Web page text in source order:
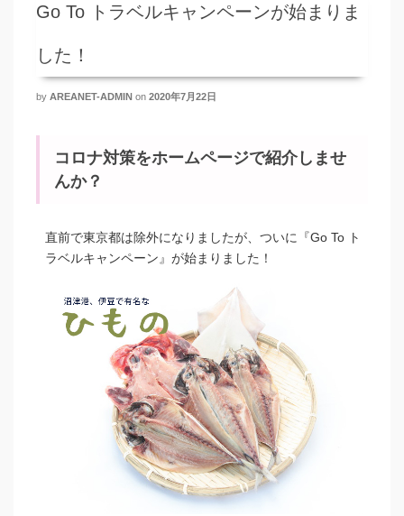
Go To トラベルキャンペーンが始まりま
した！
by AREANET-ADMIN on 2020年7月22日
コロナ対策をホームページで紹介しませ
んか？
直前で東京都は除外になりましたが、ついに『Go To ト
ラベルキャンペーン』が始まりました！